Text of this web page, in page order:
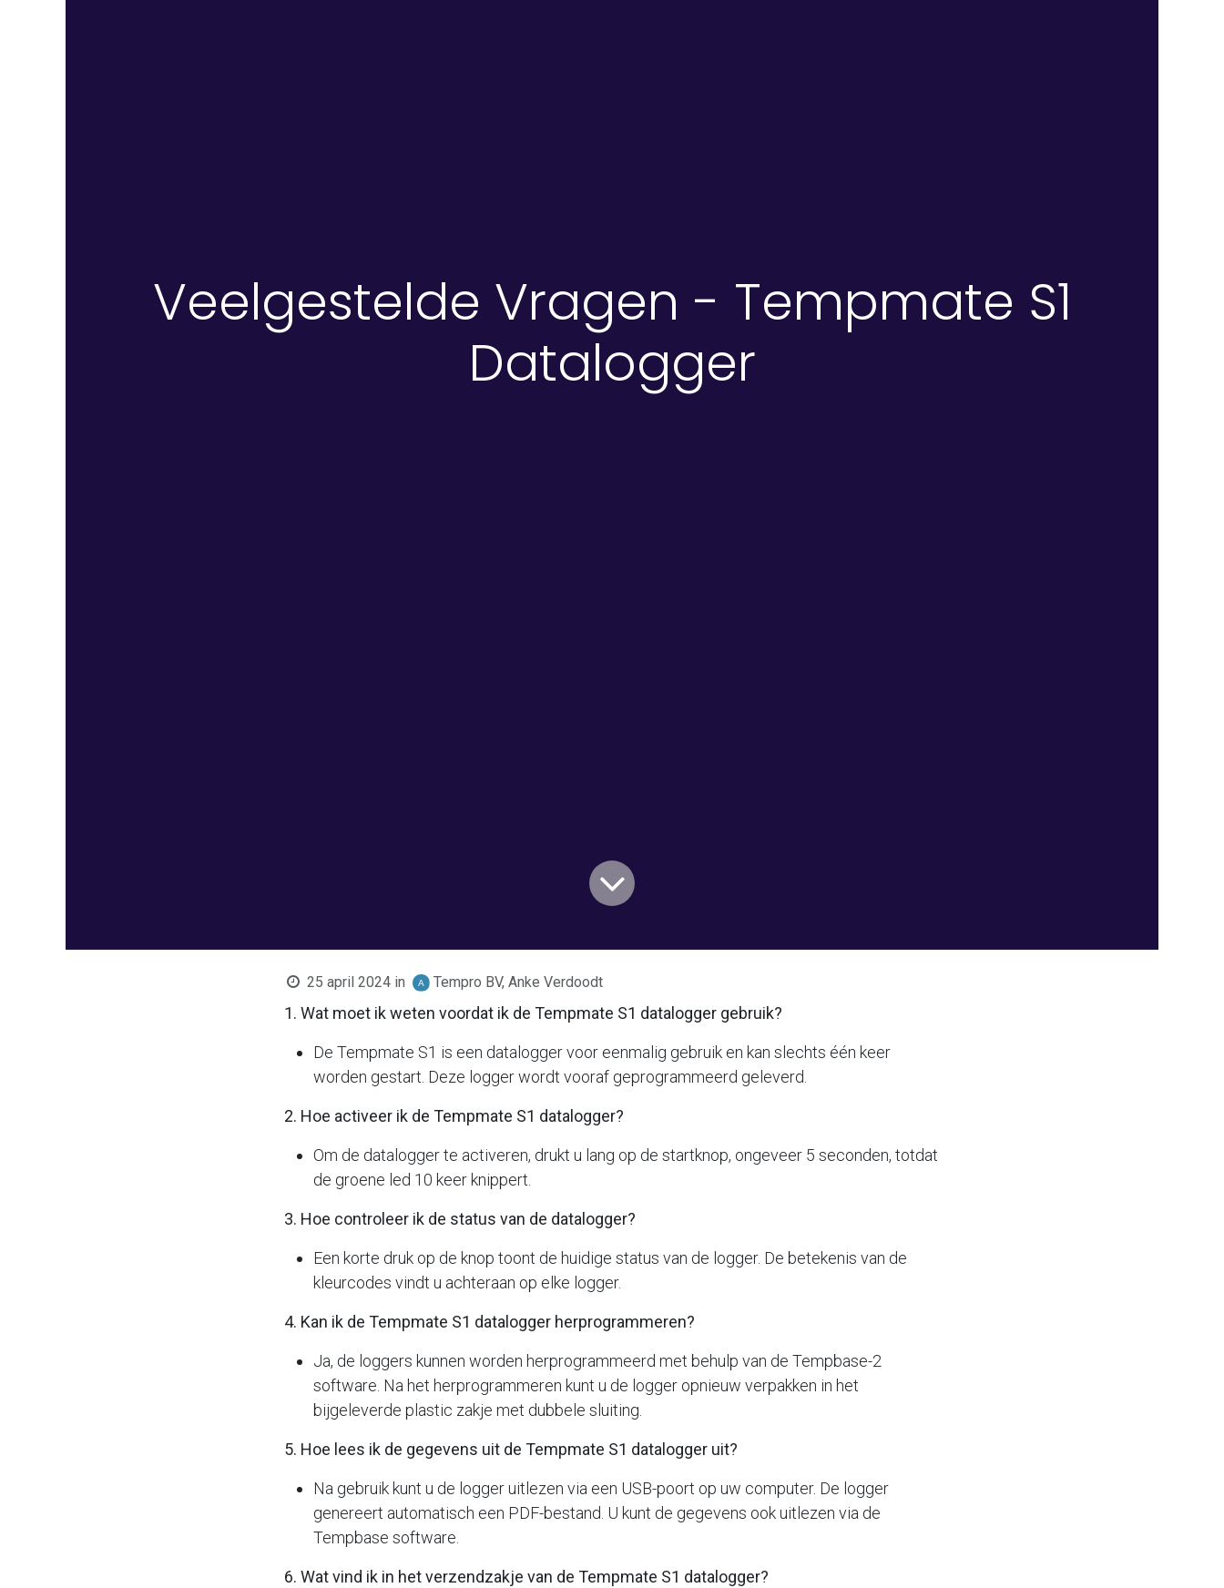
Veelgestelde Vragen - Tempmate S1
Datalogger
25 april 2024 in Tempro BV, Anke Verdoodt
1. Wat moet ik weten voordat ik de Tempmate S1 datalogger gebruik?
De Tempmate S1 is een datalogger voor eenmalig gebruik en kan slechts één keer
worden gestart. Deze logger wordt vooraf geprogrammeerd geleverd.
2. Hoe activeer ik de Tempmate S1 datalogger?
Om de datalogger te activeren, drukt u lang op de startknop, ongeveer 5 seconden, totdat
de groene led 10 keer knippert.
3. Hoe controleer ik de status van de datalogger?
Een korte druk op de knop toont de huidige status van de logger. De betekenis van de
kleurcodes vindt u achteraan op elke logger.
4. Kan ik de Tempmate S1 datalogger herprogrammeren?
Ja, de loggers kunnen worden herprogrammeerd met behulp van de Tempbase-2
software. Na het herprogrammeren kunt u de logger opnieuw verpakken in het
bijgeleverde plastic zakje met dubbele sluiting.
5. Hoe lees ik de gegevens uit de Tempmate S1 datalogger uit?
Na gebruik kunt u de logger uitlezen via een USB-poort op uw computer. De logger
genereert automatisch een PDF-bestand. U kunt de gegevens ook uitlezen via de
Tempbase software.
6. Wat vind ik in het verzendzakje van de Tempmate S1 datalogger?